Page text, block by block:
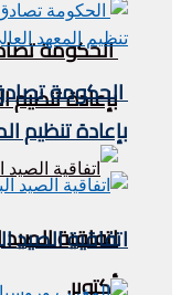
الحكومة
بإعادة تنظيم
أكتوبر.
الحكومة
بإعادة تنظيم
اتفاقية الصيد